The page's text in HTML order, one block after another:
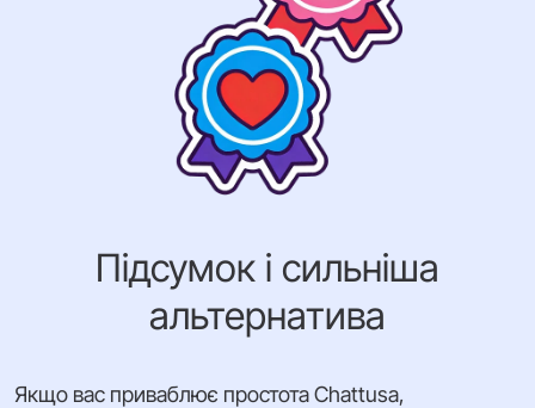
Підсумок і сильніша
альтернатива
Якщо вас приваблює простота Chattusa,